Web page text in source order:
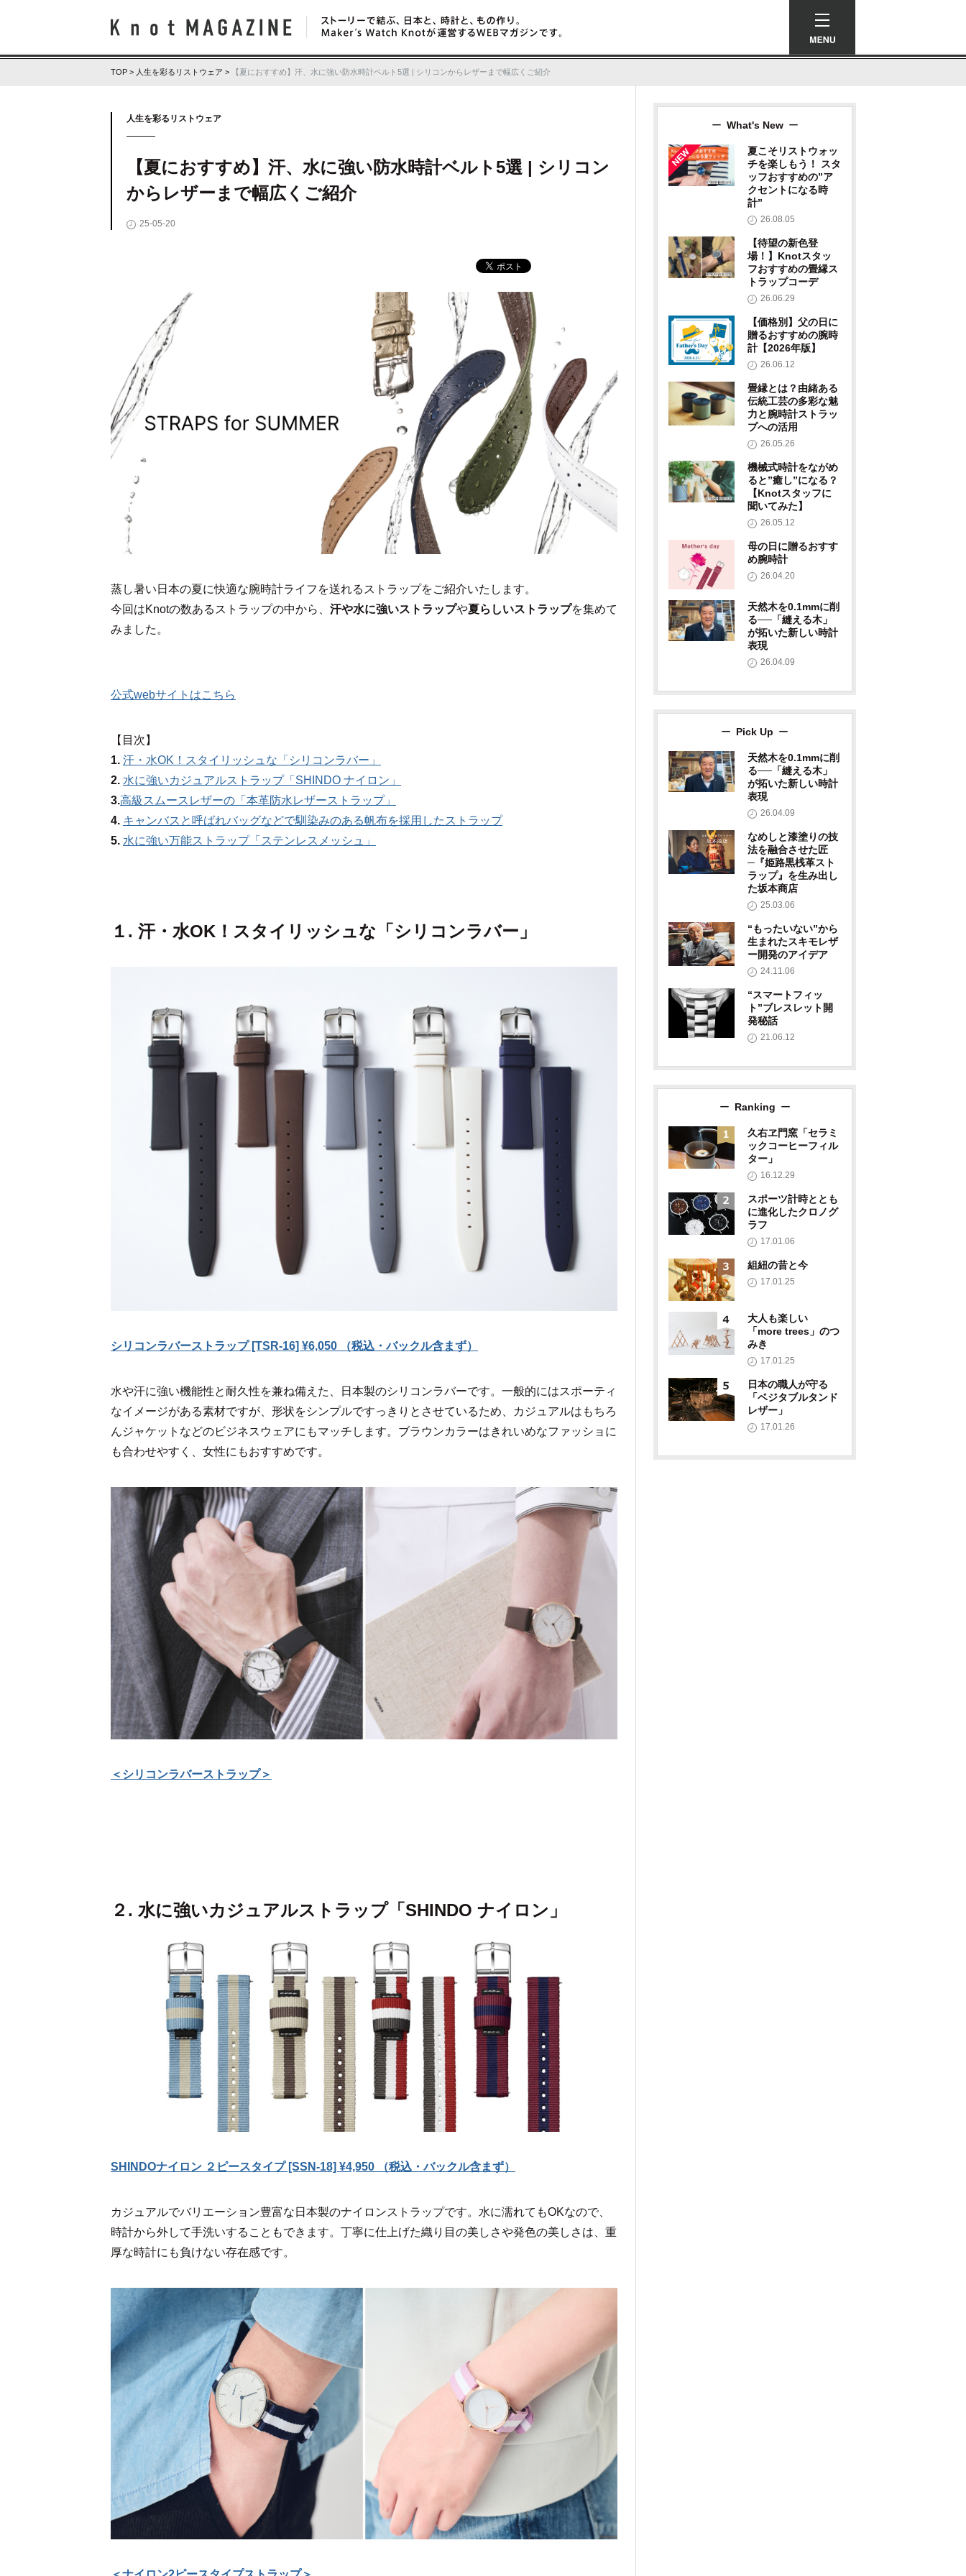
Knot Magazine ノットマガジン ストーリーで結ぶ、日本と、時計と
TOP > 人生を彩るリストウェア > 【夏におすすめ】汗、水に強い防水時計ベルト5選 | シリコンからレザーまで幅広くご紹介
人生を彩るリストウェア
【夏におすすめ】汗、水に強い防水時計ベルト5選 | シリコン
からレザーまで幅広くご紹介
25-05-20
蒸し暑い日本の夏に快適な腕時計ライフを送れるストラップをご紹介いたします。
今回はKnotの数あるストラップの中から、 汗や水に強いストラップや夏らしいストラップを集めて
みました。
公式webサイトはこちら
【目次】
1. 汗・水OK！スタイリッシュな「シリコンラバー」
2. 水に強いカジュアルストラップ「SHINDO ナイロン」
3.高級スムースレザーの「本革防水レザーストラップ」
4. キャンバスと呼ばれバッグなどで馴染みのある帆布を採用したストラップ
5. 水に強い万能ストラップ「ステンレスメッシュ」
１. 汗・水OK！スタイリッシュな「シリコンラバー」
シリコンラバーストラップ [TSR-16] ¥6,050 （税込・バックル含まず）
水や汗に強い機能性と耐久性を兼ね備えた、日本製のシリコンラバーです。一般的にはスポーティ
なイメージがある素材ですが、形状をシンプルですっきりとさせているため、カジュアルはもちろ
んジャケットなどのビジネスウェアにもマッチします。ブラウンカラーはきれいめなファッショに
も合わせやすく、女性にもおすすめです。
＜ シリコンラバーストラップ＞
２. 水に強いカジュアルストラップ「SHINDO ナイロン」
SHINDOナイロン ２ピースタイプ [SSN-18] ¥4,950 （税込・バックル含まず）
カジュアルでバリエーション豊富な日本製のナイロンストラップです。水に濡れてもOKなので、
時計から外して手洗いすることもできます。丁寧に仕上げた織り目の美しさや発色の美しさは、重
厚な時計にも負けない存在感です。
What's New
夏こそリストウォッ
チを楽しもう！ スタ
ッフおすすめの”ア
クセントになる時
計”
26.08.05
【待望の新色登
場！】Knotスタッ
フおすすめの畳縁ス
トラップコーデ
26.06.29
【価格別】父の日に
贈るおすすめの腕時
計【2026年版】
26.06.12
畳縁とは？由緒ある
伝統工芸の多彩な魅
力と腕時計ストラッ
プへの活用
26.05.26
機械式時計をながめ
ると”癒し”になる？
【Knotスタッフに
聞いてみた】
26.05.12
母の日に贈るおすす
め腕時計
26.04.20
天然木を0.1mmに削
る──「縫える木」
が拓いた新しい時計
表現
26.04.09
Pick Up
天然木を0.1mmに削
る──「縫える木」
が拓いた新しい時計
表現
26.04.09
なめしと漆塗りの技
法を融合させた匠
─『姫路黒桟革スト
ラップ』を生み出し
た坂本商店
25.03.06
“もったいない”から
生まれたスキモレザ
ー開発のアイデア
24.11.06
“スマートフィッ
ト”ブレスレット開
発秘話
21.06.12
Ranking
久右ヱ門窯「セラミ
ックコーヒーフィル
ター」
16.12.29
スポーツ計時ととも
に進化したクロノグ
ラフ
17.01.06
組紐の昔と今
17.01.25
大人も楽しい
「more trees」のつ
みき
17.01.25
日本の職人が守る
「ベジタブルタンド
レザー」
17.01.26